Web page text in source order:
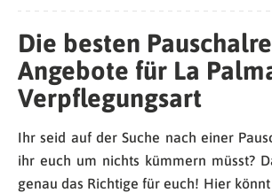
Die besten
Angebote für La
Verpflegungsart
Ihr seid auf der Suche nach einer
ihr euch um nichts kümmern müsst?
genau das Richtige für euch! Hier